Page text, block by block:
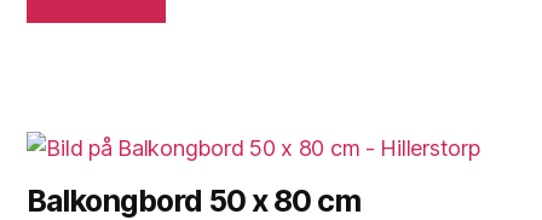
Balkongbord 50 x 80 cm